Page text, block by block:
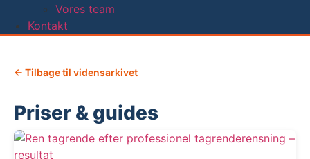
Vores team
Kontakt
← Tilbage til vidensarkivet
Priser & guides